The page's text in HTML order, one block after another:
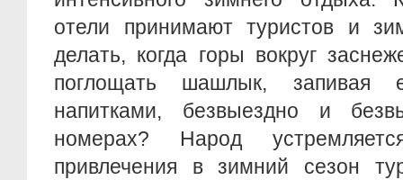
отели принимают туристов и
делать, когда горы вокруг
поглощать шашлык, запивая
напитками, безвыездно и
номерах? Народ
привлечения в зимний сезон